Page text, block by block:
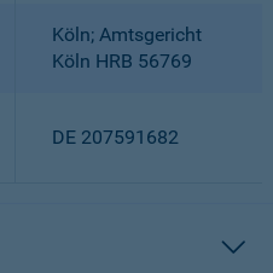
Köln; Amtsgericht
Köln HRB 56769
DE 207591682